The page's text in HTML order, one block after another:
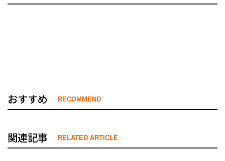
おすすめ RECOMMEND
関連記事 RELATED ARTICLE